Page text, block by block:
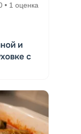
• 1 оценка
и
с